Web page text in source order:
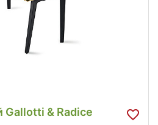
Gallotti & Radice